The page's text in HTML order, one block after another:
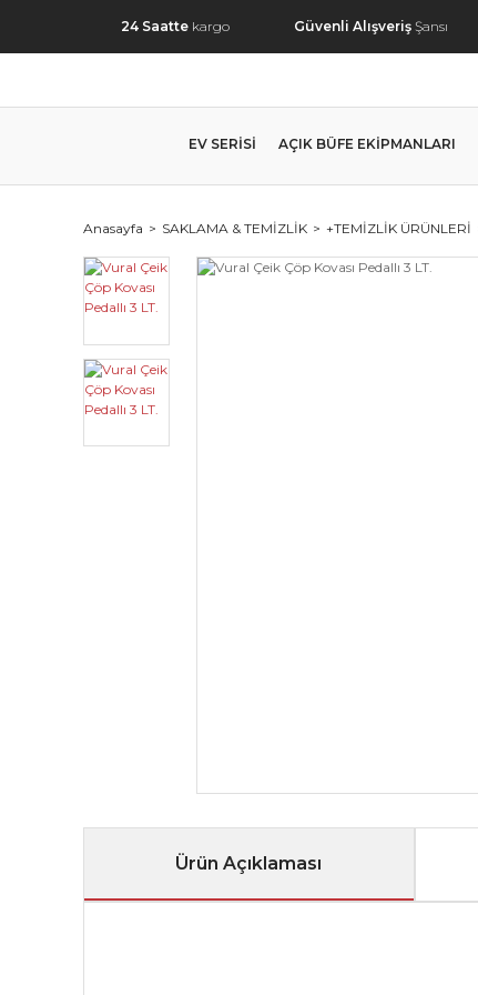
24 Saatte kargo Güvenli Alışveriş Şansı
EV SERİSİ AÇIK BÜFE EKİPMANLARI
Anasayfa SAKLAMA & TEMİZLİK +TEMİZLİK ÜRÜNLERİ
Ürün Açıklaması